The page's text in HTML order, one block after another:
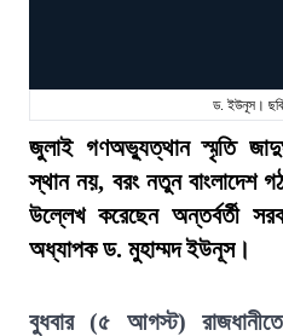
ড. ইউনূস।
জুলাই গণঅভ্যুত্থান স্মৃতি
স্থান নয়, বরং নতুন বাংলাদেশ
উল্লেখ করেছেন অন্তর্বর্তী
অধ্যাপক ড. মুহাম্মদ ইউনূস।
বুধবার (৫ আগস্ট)